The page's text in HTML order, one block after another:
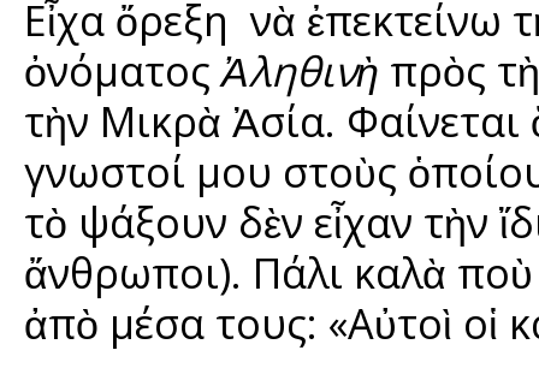
Εἶχα ὄρεξη νὰ ἐπεκτείνω
ὀνόματοςἈληθινὴ πρὸς
τὴν Μικρὰ Ἀσία. Φαίνεται
γνωστοί μου στοὺς
τὸ ψάξουν δὲν εἶχαν τὴν
ἄνθρωποι). Πάλι καλὰ
ἀπὸ μέσα τους: «Αὐτοὶ οἱ